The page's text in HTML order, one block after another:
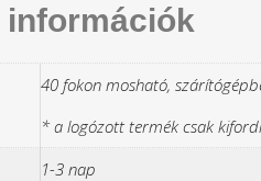
információk
40 fokon mosható,
* a logózott termék csak
1-3 nap